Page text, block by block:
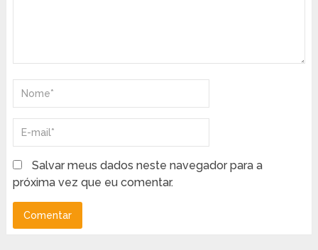
Salvar meus dados neste navegador para a
próxima vez que eu comentar.